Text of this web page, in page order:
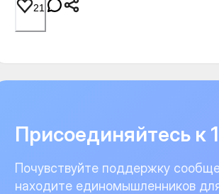
21
Присоединяйтесь к
Почувствуйте поддержку
находите единомышленников